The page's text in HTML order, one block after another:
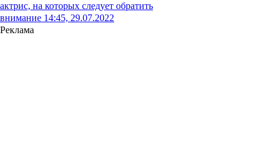
актрис, на которых следует обратить
внимание 14:45, 29.07.2022
Реклама